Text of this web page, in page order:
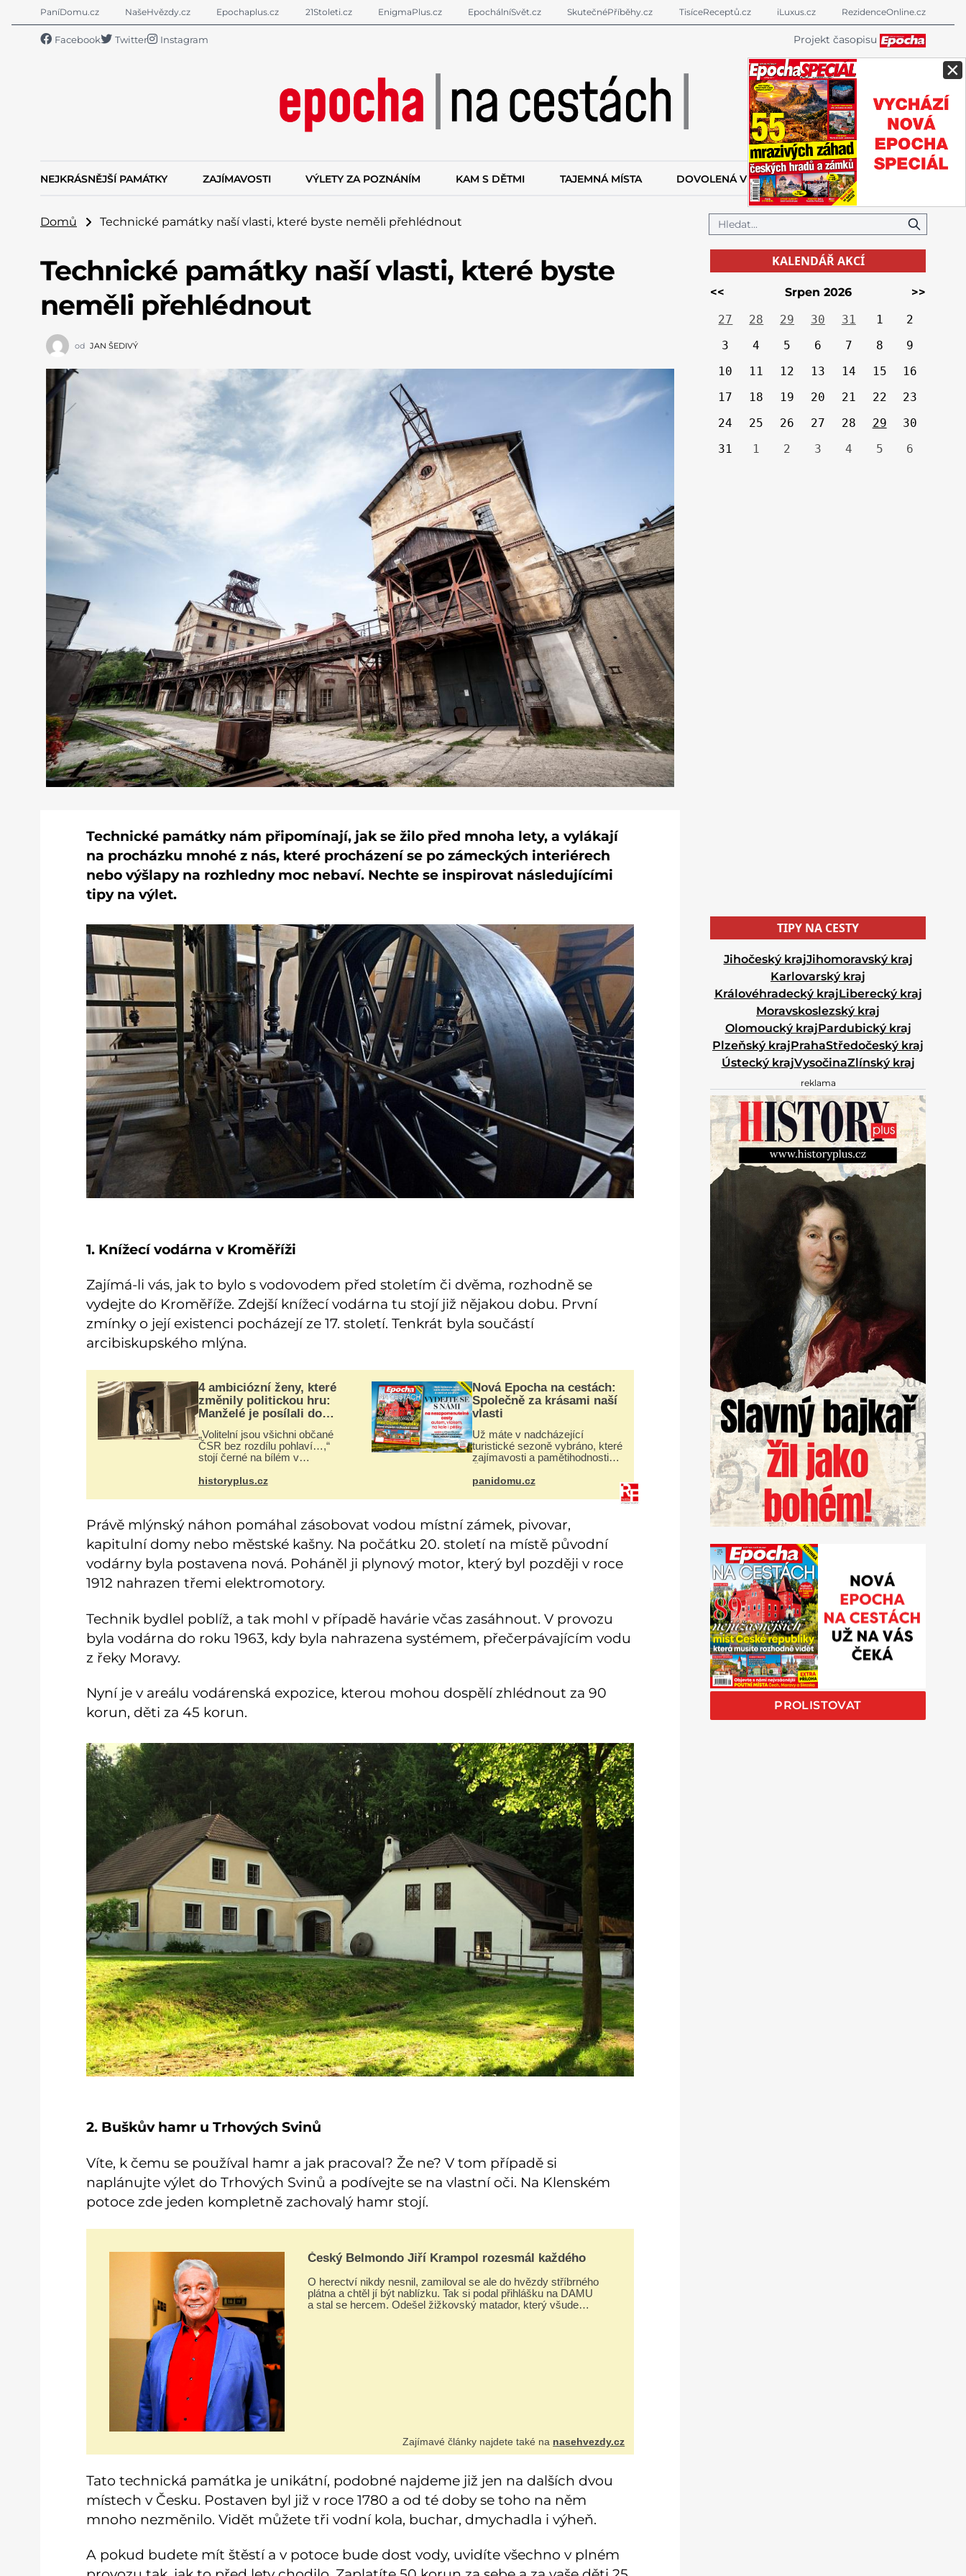
×
PaníDomu.cz NašeHvězdy.cz Epochaplus.cz 21Stoleti.cz EnigmaPlus.cz EpochálníSvět.cz SkutečnéPříběhy.cz TisíceReceptů.cz iLuxus.cz RezidenceOnline.cz
Facebook Twitter Instagram Projekt časopisu
NEJKRÁSNĚJŠÍ PAMÁTKY ZAJÍMAVOSTI VÝLETY ZA POZNÁNÍM KAM S DĚTMI TAJEMNÁ MÍSTA DOVOLENÁ V ZAHRANIČÍ KALENDÁŘ AKCÍ
Domů Technické památky naší vlasti, které byste neměli přehlédnout
Technické památky naší vlasti, které byste
neměli přehlédnout
od JAN ŠEDIVÝ
Technické památky nám připomínají, jak se žilo před mnoha lety, a vylákají
na procházku mnohé z nás, které procházení se po zámeckých interiérech
nebo výšlapy na rozhledny moc nebaví. Nechte se inspirovat následujícími
tipy na výlet.
1. Knížecí vodárna v Kroměříži
Zajímá-li vás, jak to bylo s vodovodem před stoletím či dvěma, rozhodně se
vydejte do Kroměříže. Zdejší knížecí vodárna tu stojí již nějakou dobu. První
zmínky o její existenci pocházejí ze 17. století. Tenkrát byla součástí
arcibiskupského mlýna.
4 ambiciózní ženy, které
změnily politickou hru:
Manželé je posílali do
„Volitelní jsou všichni občané
ČSR bez rozdílu pohlaví…,“
stojí černé na bílém v
1920. Na podobnou právní
celým světem dlouhá léta a
historyplus.cz
Nová Epocha na cestách:
Společně za krásami naší
vlasti
Už máte v nadcházející
turistické sezoně vybráno, které
zajímavosti a pamětihodnosti
prodeji je právě nové číslo
při rozhodování určitě pomůž
panidomu.cz
Právě mlýnský náhon pomáhal zásobovat vodou místní zámek, pivovar,
kapitulní domy nebo městské kašny. Na počátku 20. století na místě původní
vodárny byla postavena nová. Poháněl ji plynový motor, který byl později v roce
1912 nahrazen třemi elektromotory.
Technik bydlel poblíž, a tak mohl v případě havárie včas zasáhnout. V provozu
byla vodárna do roku 1963, kdy byla nahrazena systémem, přečerpávajícím vodu
z řeky Moravy.
Nyní je v areálu vodárenská expozice, kterou mohou dospělí zhlédnout za 90
korun, děti za 45 korun.
2. Buškův hamr u Trhových Svinů
Víte, k čemu se používal hamr a jak pracoval? Že ne? V tom případě si
naplánujte výlet do Trhových Svinů a podívejte se na vlastní oči. Na Klenském
potoce zde jeden kompletně zachovalý hamr stojí.
Český Belmondo Jiří Krampol rozesmál každého
O herectví nikdy nesnil, zamiloval se ale do hvězdy stříbrného
plátna a chtěl jí být nablízku. Tak si podal přihlášku na DAMU
a stal se hercem. Odešel žižkovský matador, který všude
Zajímavé články najdete také na nasehvezdy.cz
Tato technická památka je unikátní, podobné najdeme již jen na dalších dvou
místech v Česku. Postaven byl již v roce 1780 a od té doby se toho na něm
mnoho nezměnilo. Vidět můžete tři vodní kola, buchar, dmychadla i výheň.
A pokud budete mít štěstí a v potoce bude dost vody, uvidíte všechno v plném
KALENDÁŘ AKCÍ
<< Srpen 2026
>>
27
28 29 30 31 1
2
3
4 5 6 7 8
9
10
11 12 13 14 15
16
17
18 19 20 21 22
23
24
25 26 27 28 29
30
31
1 2 3 4 5 6
TIPY NA CESTY
Jihočeský krajJihomoravský kraj
Karlovarský kraj
Královéhradecký krajLiberecký kraj
Moravskoslezský kraj
Olomoucký krajPardubický kraj
Plzeňský krajPrahaStředočeský kraj
Ústecký krajVysočinaZlínský kraj
reklama
PROLISTOVAT